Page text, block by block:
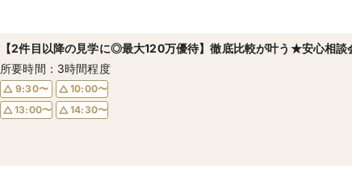
9:30〜
10:00〜
13:00〜
14:30〜
【2件目以降の見学に◎最大120万優待】徹底比較が叶う★安心相談
所要時間：3時間程度
9:30〜
10:00〜
13:00〜
14:30〜